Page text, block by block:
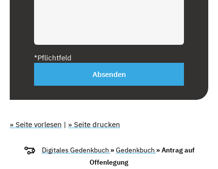
*Pflichtfeld
Absenden
» Seite vorlesen | » Seite drucken
Digitales Gedenkbuch »Gedenkbuch » Antrag auf
Offenlegung